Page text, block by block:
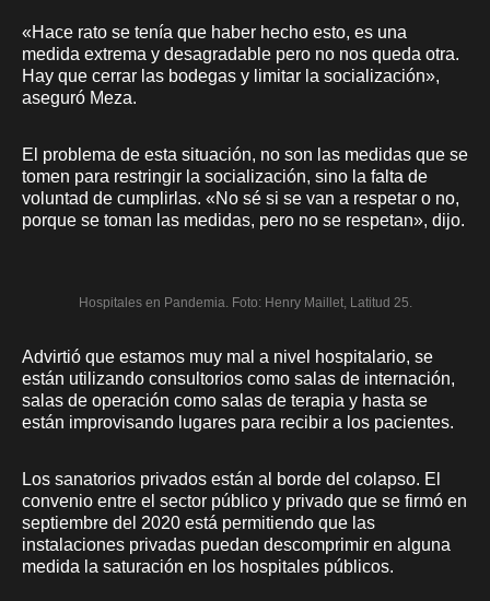
«Hace rato se tenía que haber hecho esto, es una
medida extrema y desagradable pero no nos queda otra.
Hay que cerrar las bodegas y limitar la socialización»,
aseguró Meza.
El problema de esta situación, no son las medidas que se
tomen para restringir la socialización, sino la falta de
voluntad de cumplirlas. «No sé si se van a respetar o no,
porque se toman las medidas, pero no se respetan», dijo.
Hospitales en Pandemia. Foto: Henry Maillet, Latitud 25.
Advirtió que estamos muy mal a nivel hospitalario, se
están utilizando consultorios como salas de internación,
salas de operación como salas de terapia y hasta se
están improvisando lugares para recibir a los pacientes.
Los sanatorios privados están al borde del colapso. El
convenio entre el sector público y privado que se firmó en
septiembre del 2020 está permitiendo que las
instalaciones privadas puedan descomprimir en alguna
medida la saturación en los hospitales públicos.